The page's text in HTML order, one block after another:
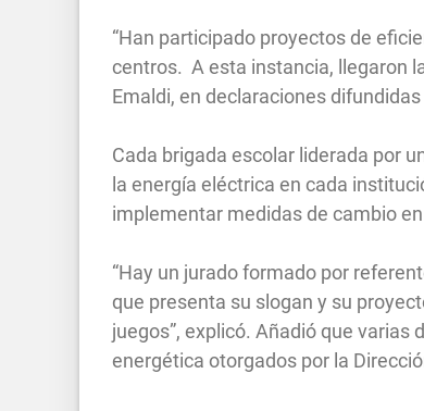
“Han participado proyectos de
centros. A esta instancia, llegaron
Emaldi, en declaraciones difundidas
Cada brigada escolar liderada por
la energía eléctrica en cada
implementar medidas de cambio
“Hay un jurado formado por
que presenta su slogan y su
juegos”, explicó. Añadió que
energética otorgados por la